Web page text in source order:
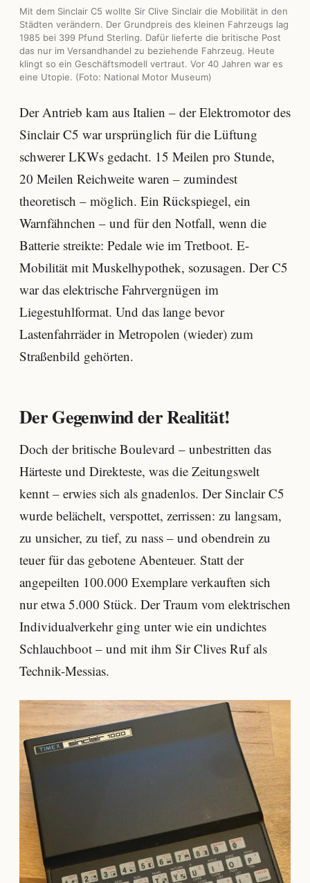
Mit dem Sinclair C5 wollte Sir Clive Sinclair die Mobilität in den
Städten verändern. Der Grundpreis des kleinen Fahrzeugs lag
1985 bei 399 Pfund Sterling. Dafür lieferte die britische Post
das nur im Versandhandel zu beziehende Fahrzeug. Heute
klingt so ein Geschäftsmodell vertraut. Vor 40 Jahren war es
eine Utopie. (Foto: National Motor Museum)
Der Antrieb kam aus Italien – der Elektromotor des
Sinclair C5 war ursprünglich für die Lüftung
schwerer LKWs gedacht. 15 Meilen pro Stunde,
20 Meilen Reichweite waren – zumindest
theoretisch – möglich. Ein Rückspiegel, ein
Warnfähnchen – und für den Notfall, wenn die
Batterie streikte: Pedale wie im Tretboot. E-
Mobilität mit Muskelhypothek, sozusagen. Der C5
war das elektrische Fahrvergnügen im
Liegestuhlformat. Und das lange bevor
Lastenfahrräder in Metropolen (wieder) zum
Straßenbild gehörten.
Der Gegenwind der Realität!
Doch der britische Boulevard – unbestritten das
Härteste und Direkteste, was die Zeitungswelt
kennt – erwies sich als gnadenlos. Der Sinclair C5
wurde belächelt, verspottet, zerrissen: zu langsam,
zu unsicher, zu tief, zu nass – und obendrein zu
teuer für das gebotene Abenteuer. Statt der
angepeilten 100.000 Exemplare verkauften sich
nur etwa 5.000 Stück. Der Traum vom elektrischen
Individualverkehr ging unter wie ein undichtes
Schlauchboot – und mit ihm Sir Clives Ruf als
Technik-Messias.